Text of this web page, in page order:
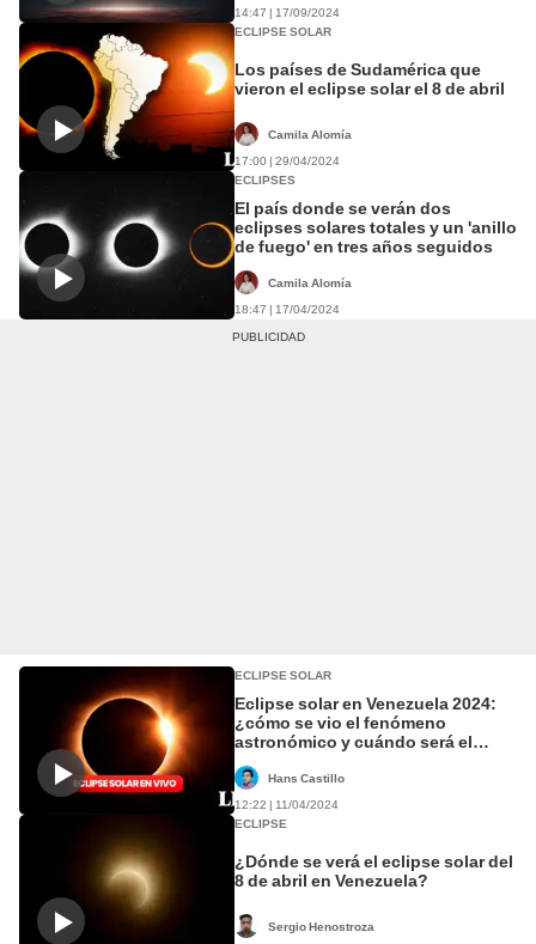
14:47 | 17/09/2024
ECLIPSE SOLAR
Los países de Sudamérica que
vieron el eclipse solar el 8 de abril
Camila Alomía
17:00 | 29/04/2024
ECLIPSES
El país donde se verán dos
eclipses solares totales y un 'anillo
de fuego' en tres años seguidos
Camila Alomía
18:47 | 17/04/2024
ECLIPSE SOLAR
Eclipse solar en Venezuela 2024:
¿cómo se vio el fenómeno
astronómico y cuándo será el
Hans Castillo
12:22 | 11/04/2024
ECLIPSE
¿Dónde se verá el eclipse solar del
8 de abril en Venezuela?
Sergio Henostroza